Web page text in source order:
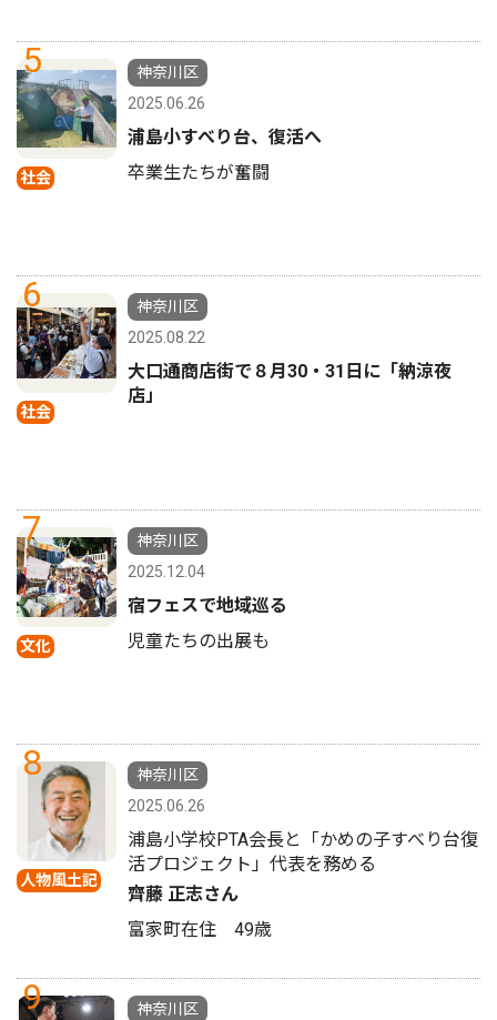
5
社会
神奈川区
2025.06.26
浦島小すべり台、復活へ
卒業生たちが奮闘
6
社会
神奈川区
2025.08.22
大口通商店街で８月30・31日に「納涼夜
店」
7
文化
神奈川区
2025.12.04
宿フェスで地域巡る
児童たちの出展も
8
人物風土記
神奈川区
2025.06.26
浦島小学校PTA会長と「かめの子すべり台復
活プロジェクト」代表を務める
齊藤 正志さん
富家町在住 49歳
9
神奈川区